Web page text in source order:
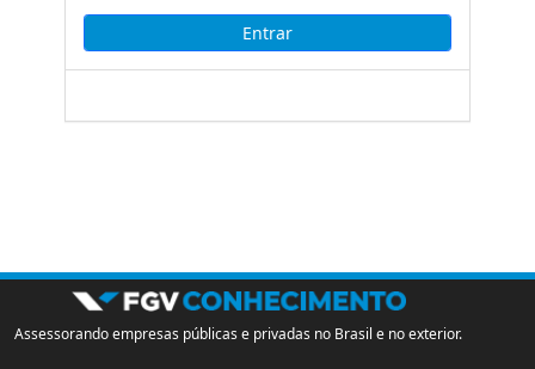
Assessorando empresas públicas e privadas no Brasil e no exterior.